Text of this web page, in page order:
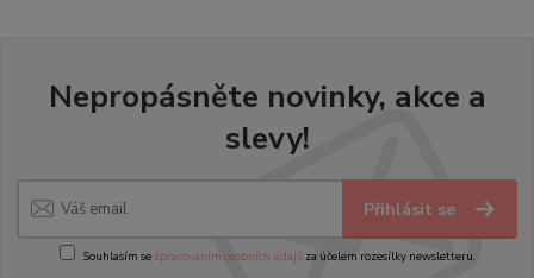
Nepropásněte novinky, akce a
slevy!
Přihlásit se
Souhlasím se zpracováním osobních údajůza účelem rozesílky newsletteru.